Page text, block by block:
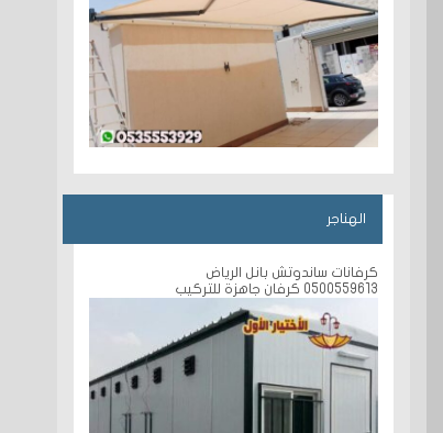
الهناجر
كرفانات ساندوتش بانل الرياض
0500559613 كرفان جاهزة للتركيب